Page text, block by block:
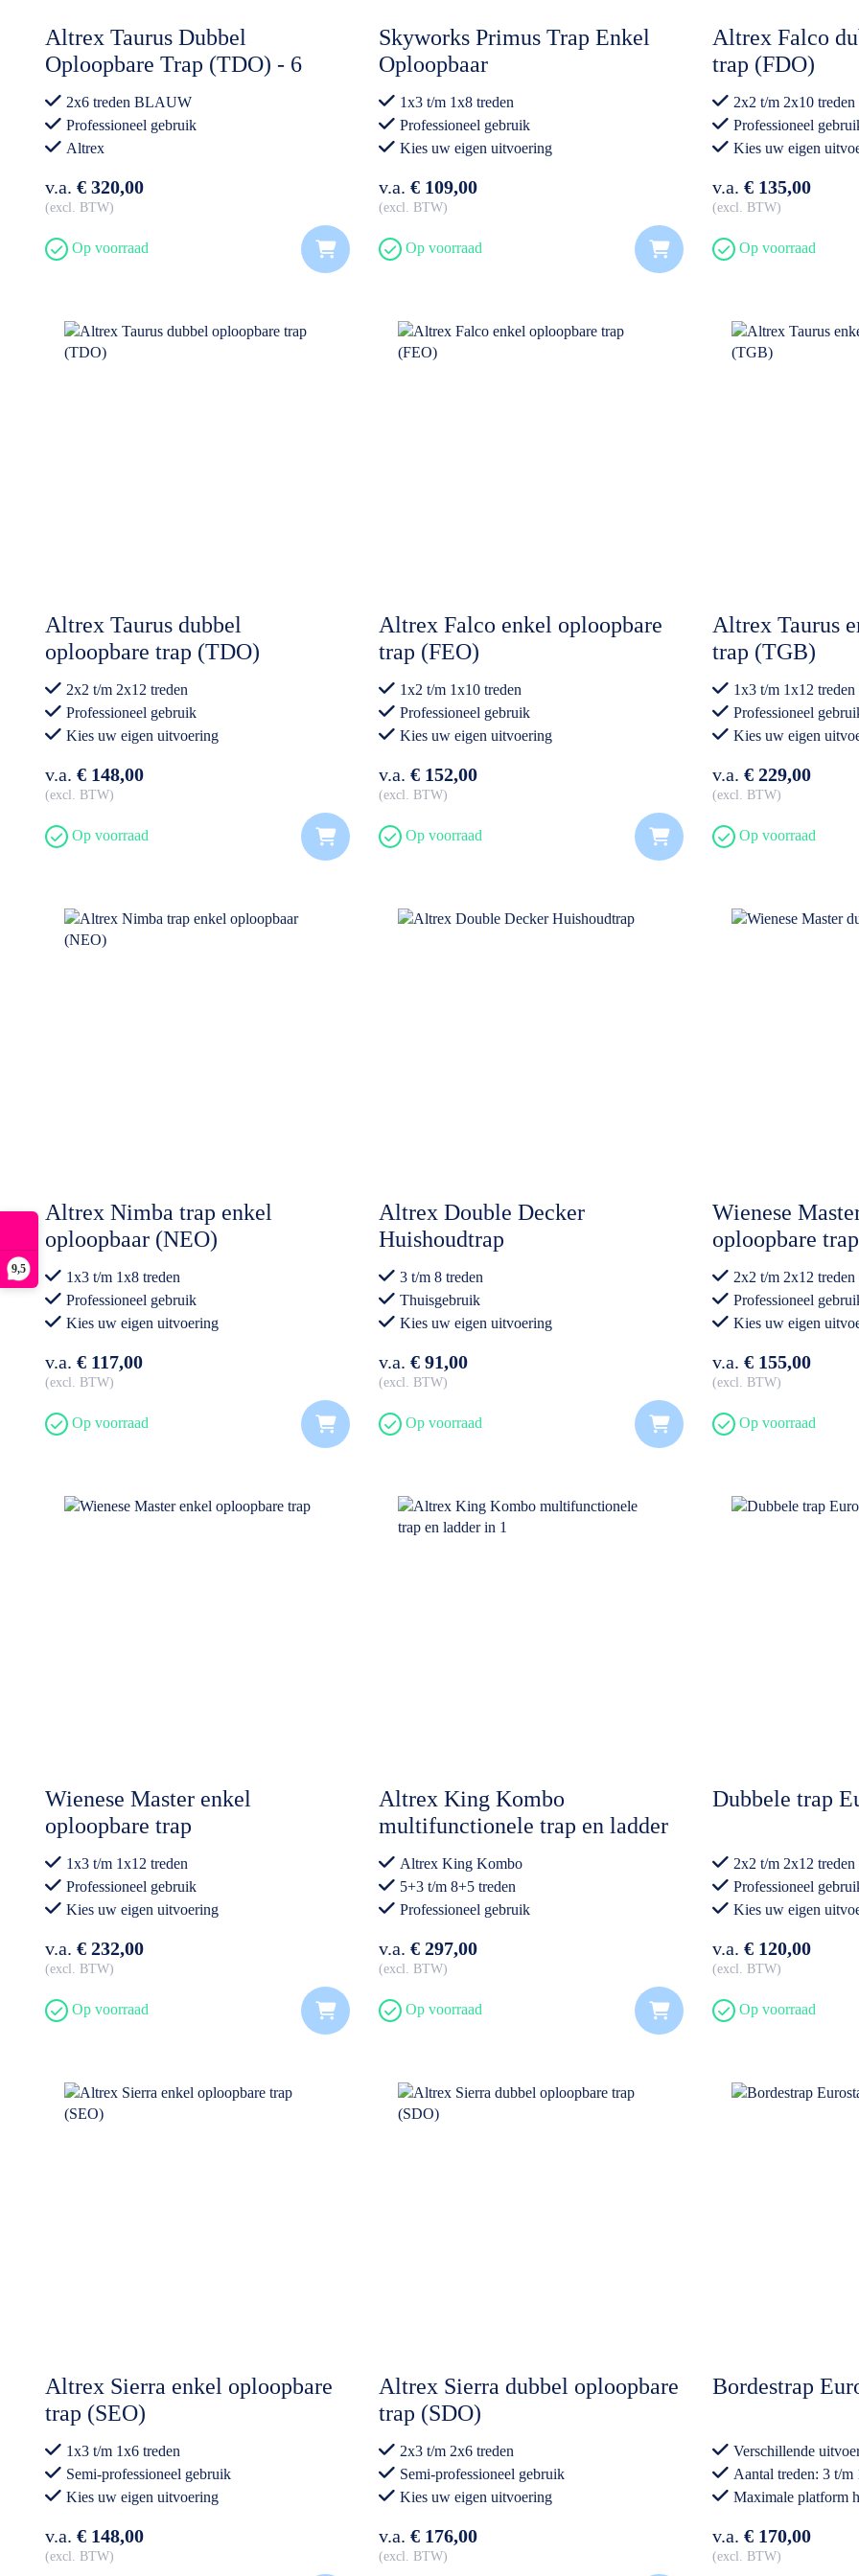
9,5
Altrex Taurus Dubbel
Oploopbare Trap (TDO) - 6
treden - BLAUW (OP=OP)
2x6 treden BLAUW
Professioneel gebruik
Altrex
v.a. € 320,00
excl. BTW
Op voorraad
Skyworks Primus Trap Enkel
Oploopbaar
1x3 t/m 1x8 treden
Professioneel gebruik
Kies uw eigen uitvoering
v.a. € 109,00
excl. BTW
Op voorraad
Altrex Falco
trap (FDO)
2x2 t/m 2x10 treden
Professioneel
Kies uw eigen
v.a. € 135,00
excl. BTW
Op voorraad
Altrex Taurus dubbel
oploopbare trap (TDO)
2x2 t/m 2x12 treden
Professioneel gebruik
Kies uw eigen uitvoering
v.a. € 148,00
excl. BTW
Op voorraad
Altrex Falco enkel oploopbare
trap (FEO)
1x2 t/m 1x10 treden
Professioneel gebruik
Kies uw eigen uitvoering
v.a. € 152,00
excl. BTW
Op voorraad
Altrex Taurus
trap (TGB)
1x3 t/m 1x12 treden
Professioneel
Kies uw eigen
v.a. € 229,00
excl. BTW
Op voorraad
Altrex Nimba trap enkel
oploopbaar (NEO)
1x3 t/m 1x8 treden
Professioneel gebruik
Kies uw eigen uitvoering
v.a. € 117,00
excl. BTW
Op voorraad
Altrex Double Decker
Huishoudtrap
3 t/m 8 treden
Thuisgebruik
Kies uw eigen uitvoering
v.a. € 91,00
excl. BTW
Op voorraad
Wienese
oploopbare trap
2x2 t/m 2x12 treden
Professioneel
Kies uw eigen
v.a. € 155,00
excl. BTW
Op voorraad
Wienese Master enkel
oploopbare trap
1x3 t/m 1x12 treden
Professioneel gebruik
Kies uw eigen uitvoering
v.a. € 232,00
excl. BTW
Op voorraad
Altrex King Kombo
multifunctionele trap en ladder
in 1Altrex King Kombo
5+3 t/m 8+5 treden
Professioneel gebruik
v.a. € 297,00
excl. BTW
Op voorraad
Dubbele trap
2x2 t/m 2x12 treden
Professioneel
Kies uw eigen
v.a. € 120,00
excl. BTW
Op voorraad
Altrex Sierra enkel oploopbare
trap (SEO)
1x3 t/m 1x6 treden
Semi-professioneel gebruik
Kies uw eigen uitvoering
v.a. € 148,00
excl. BTW
Altrex Sierra dubbel oploopbare
trap (SDO)
2x3 t/m 2x6 treden
Semi-professioneel gebruik
Kies uw eigen uitvoering
v.a. € 176,00
excl. BTW
Bordestrap
Verschillende
Aantal treden: 3 t/m
Maximale platform
v.a. € 170,00
excl. BTW